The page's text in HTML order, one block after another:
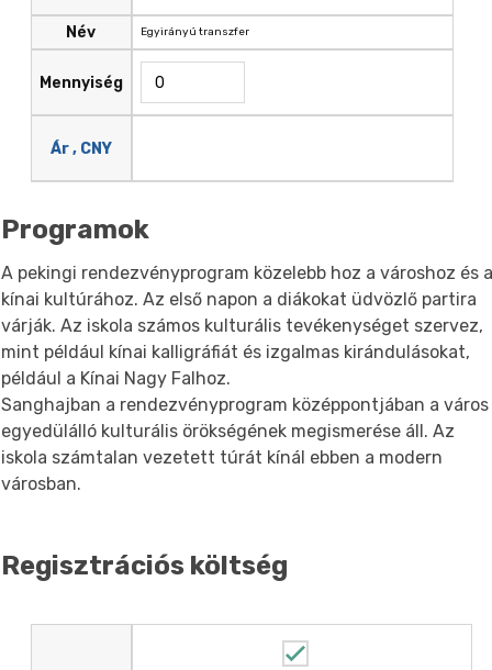
Név
Mennyiség
Ár , CNY
Egyirányú transzfer
Programok
A pekingi rendezvényprogram közelebb hoz a városhoz és
kínai kultúrához. Az első napon a diákokat üdvözlő partira
várják. Az iskola számos kulturális tevékenységet szervez,
mint például kínai kalligráfiát és izgalmas kirándulásokat,
például a Kínai Nagy Falhoz.
Sanghajban a rendezvényprogram középpontjában a város
egyedülálló kulturális örökségének megismerése áll. Az
iskola számtalan vezetett túrát kínál ebben a modern
városban.
Regisztrációs költség